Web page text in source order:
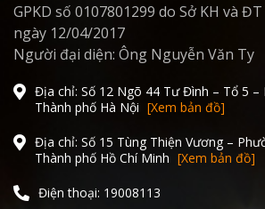
GPKD số 0107801299 do Sở KH và
ngày 12/04/2017
Người đại diện: Ông Nguyễn Văn Ty
Địa chỉ: Số 12 Ngõ 44 Tư Đình – Tổ 5 –
Thành phố Hà Nội [Xem bản đồ]
Địa chỉ: Số 15 Tùng Thiện Vương –
Thành phố Hồ Chí Minh [Xem bản đồ]
Điện thoại: 19008113